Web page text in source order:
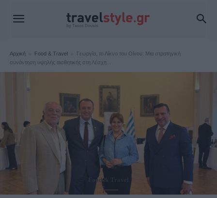
Αρχική Food & Travel
Γεωργία, το Λίκνο του Οίνου: Μια στρατηγική
συνάντηση υψηλής αισθητικής στη Λέσχη...
Food & Travel